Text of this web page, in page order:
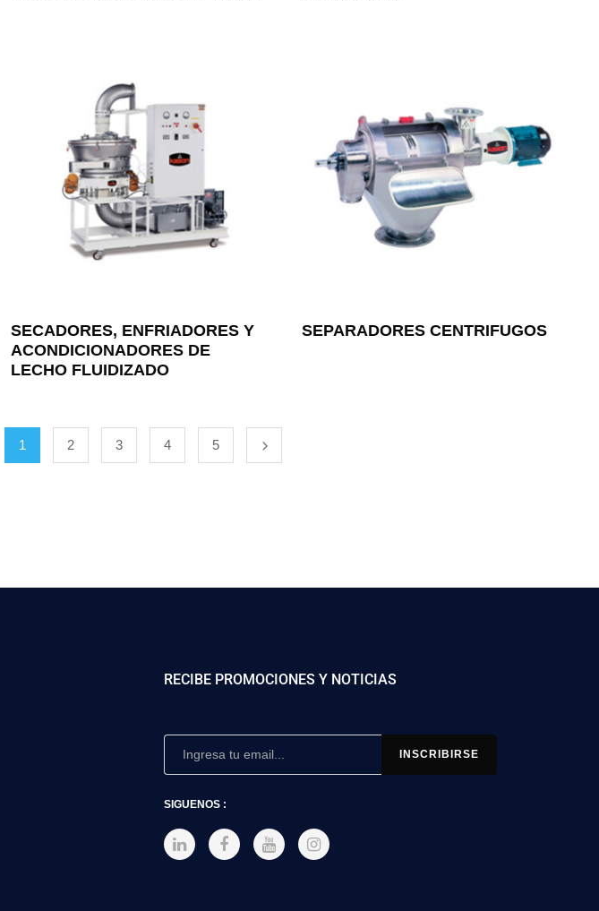
SECADORES, ENFRIADORES Y
ACONDICIONADORES DE
LECHO FLUIDIZADO
SEPARADORES CENTRIFUGOS
1 2 3 4 5
RECIBE PROMOCIONES Y NOTICIAS
SIGUENOS :